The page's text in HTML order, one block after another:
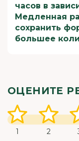
часов в
Медленная
сохранить
большее
ОЦЕНИТЕ
1 2